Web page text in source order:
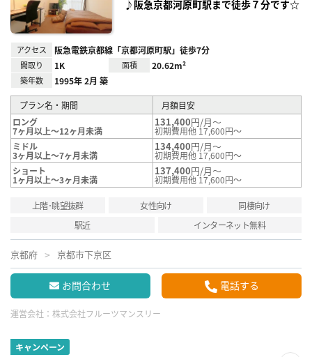
♪阪急京都河原町駅まで徒歩７分です☆
アクセス 阪急電鉄京都線「京都河原町駅」徒歩7分
間取り 1K 面積 20.62m²
築年数 1995年 2月 築
プラン名・期間
月額目安
ロング
7ヶ月以上～12ヶ月未満
131,400円/月～
初期費用他 17,600円～
ミドル
3ヶ月以上～7ヶ月未満
134,400円/月～
初期費用他 17,600円～
ショート
1ヶ月以上～3ヶ月未満
137,400円/月～
初期費用他 17,600円～
上階･眺望抜群 女性向け
同棲向け
駅近
インターネット無料
京都府 京都市下京区
お問合わせ 電話する
運営会社： 株式会社フルーツマンスリー
キャンペーン